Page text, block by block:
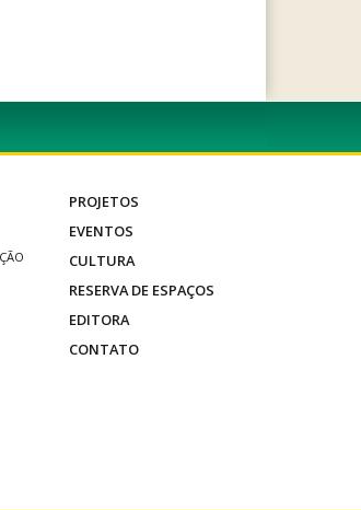
PROJETOS
EVENTOS
CULTURA
RESERVA DE ESPAÇOS
EDITORA
CONTATO